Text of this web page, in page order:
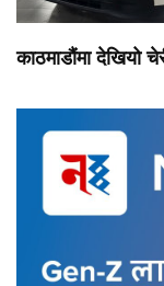
काठमाडौंमा देखियो